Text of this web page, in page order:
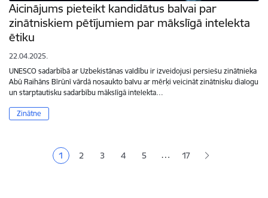
Aicinājums pieteikt kandidātus balvai par
zinātniskiem pētījumiem par mākslīgā intelekta
ētiku
22.04.2025.
UNESCO sadarbībā ar Uzbekistānas valdību ir izveidojusi persiešu zinātnieka
Abū Raihāns Bīrūnī vārdā nosaukto balvu ar mērķi veicināt zinātnisku dialogu
un starptautisku sadarbību mākslīgā intelekta…
Zinātne
Pašreizējā lapa
1 Lapa
2 Lapa
3 Lapa
4 Lapa
5 … 17